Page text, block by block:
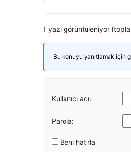
1 yazı görüntüleniyor
Bu konuyu yanıtlamak için
Kullanıcı adı:
Parola:
Beni hatırla